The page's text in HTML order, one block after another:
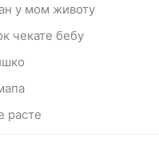
у мом животу
чекате бебу
расте